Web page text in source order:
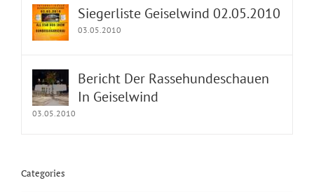
Siegerliste Geiselwind 02.05.2010
03.05.2010
Bericht Der Rassehundeschauen
In Geiselwind
03.05.2010
Categories